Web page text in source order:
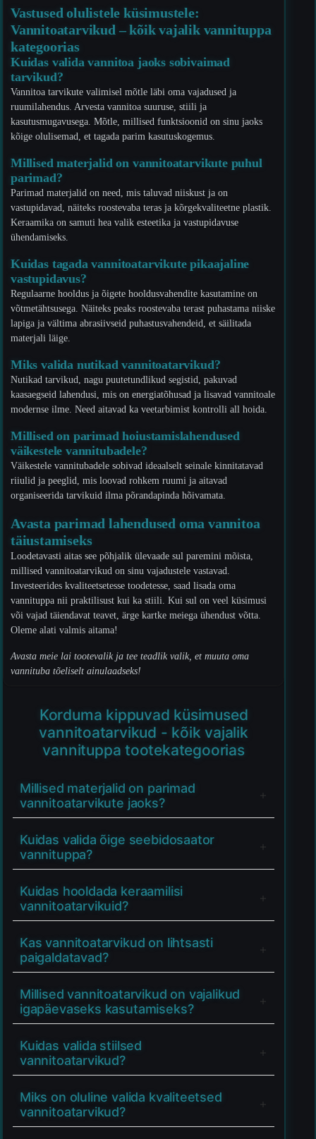
Vastused olulistele küsimustele:
Vannitoatarvikud – kõik vajalik vannituppa
kategoorias
Kuidas valida vannitoa jaoks sobivaimad
tarvikud?
Vannitoa tarvikute valimisel mõtle läbi oma vajadused ja
ruumilahendus. Arvesta vannitoa suuruse, stiili ja
kasutusmugavusega. Mõtle, millised funktsioonid on sinu jaoks
kõige olulisemad, et tagada parim kasutuskogemus.
Millised materjalid on vannitoatarvikute puhul
parimad?
Parimad materjalid on need, mis taluvad niiskust ja on
vastupidavad, näiteks roostevaba teras ja kõrgekvaliteetne plastik.
Keraamika on samuti hea valik esteetika ja vastupidavuse
ühendamiseks.
Kuidas tagada vannitoatarvikute pikaajaline
vastupidavus?
Regulaarne hooldus ja õigete hooldusvahendite kasutamine on
võtmetähtsusega. Näiteks peaks roostevaba terast puhastama niiske
lapiga ja vältima abrasiivseid puhastusvahendeid, et säilitada
materjali läige.
Miks valida nutikad vannitoatarvikud?
Nutikad tarvikud, nagu puutetundlikud segistid, pakuvad
kaasaegseid lahendusi, mis on energiatõhusad ja lisavad vannitoale
modernse ilme. Need aitavad ka veetarbimist kontrolli all hoida.
Millised on parimad hoiustamislahendused
väikestele vannitubadele?
Väikestele vannitubadele sobivad ideaalselt seinale kinnitatavad
riiulid ja peeglid, mis loovad rohkem ruumi ja aitavad
organiseerida tarvikuid ilma põrandapinda hõivamata.
Avasta parimad lahendused oma vannitoa
täiustamiseks
Loodetavasti aitas see põhjalik ülevaade sul paremini mõista,
millised vannitoatarvikud on sinu vajadustele vastavad.
Investeerides kvaliteetsetesse toodetesse, saad lisada oma
vannituppa nii praktilisust kui ka stiili. Kui sul on veel küsimusi
või vajad täiendavat teavet, ärge kartke meiega ühendust võtta.
Oleme alati valmis aitama!
Avasta meie lai tootevalik ja tee teadlik valik, et muuta oma
vannituba tõeliselt ainulaadseks!
Korduma kippuvad küsimused
vannitoatarvikud - kõik vajalik
vannituppa tootekategoorias
Millised materjalid on parimad
vannitoatarvikute jaoks?
Kuidas valida õige seebidosaator
vannituppa?
Kuidas hooldada keraamilisi
vannitoatarvikuid?
Kas vannitoatarvikud on lihtsasti
paigaldatavad?
Millised vannitoatarvikud on vajalikud
igapäevaseks kasutamiseks?
Kuidas valida stiilsed
vannitoatarvikud?
Miks on oluline valida kvaliteetsed
vannitoatarvikud?